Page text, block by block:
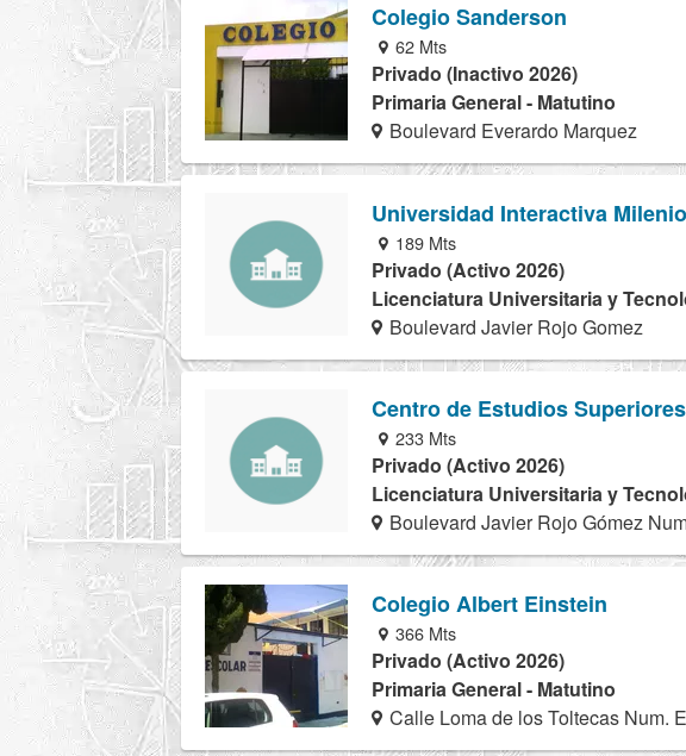
Colegio Sanderson
62 Mts
Privado (Inactivo 2026)
Primaria General - Matutino
Boulevard Everardo Marquez
Universidad Interactiva Milenio
189 Mts
Privado (Activo 2026)
Licenciatura Universitaria y
Boulevard Javier Rojo Gomez
Centro de Estudios
233 Mts
Privado (Activo 2026)
Licenciatura Universitaria y
Boulevard Javier Rojo Gómez
Colegio Albert Einstein
366 Mts
Privado (Activo 2026)
Primaria General - Matutino
Calle Loma de los Toltecas Num.